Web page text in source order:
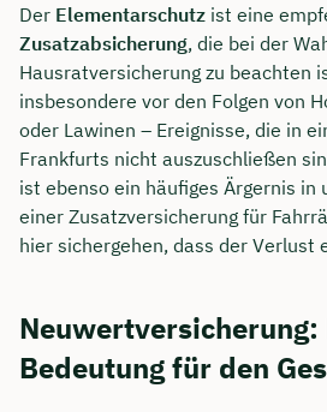
Der Elementarschutz ist eine
Zusatzabsicherung, die bei der
Hausratversicherung zu beachten
insbesondere vor den Folgen von
oder Lawinen – Ereignisse, die in
Frankfurts nicht auszuschließen
ist ebenso ein häufiges Ärgernis in
einer Zusatzversicherung für
hier sichergehen, dass der Verlust
Neuwertversicherung:
Bedeutung für den